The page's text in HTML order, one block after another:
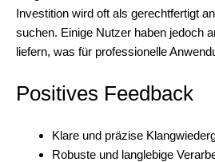
Investition wird oft als gerechtfertigt
suchen. Einige Nutzer haben jedoch
liefern, was für professionelle
Positives Feedback
Klare und präzise
Robuste und langlebige